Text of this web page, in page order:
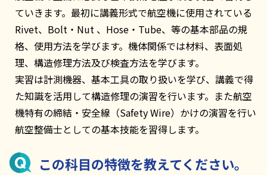
ていきます。最初に講義形式で航空機に使用されている
Rivet、Bolt・Nut 、Hose・Tube、等の基本部品の規
格、使用方法を学びます。機体関係では材料、表面処
理、構造修理方法及び検査方法を学びます。
実習は計測機器、基本工具の取り扱いを学び、講義で得
た知識を活用して構造修理の演習を行います。また航空
機特有の締結・安全線（Safety Wire）かけの演習を行い
航空整備士としての基本技能を習得します。
この科目の特徴を教えてください。